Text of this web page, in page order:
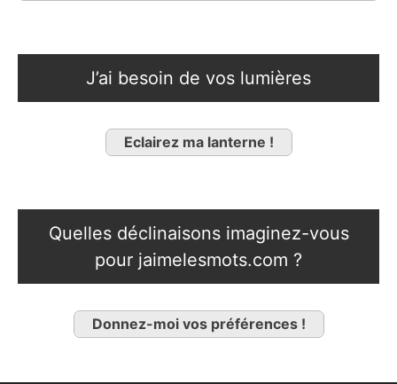
J’ai besoin de vos lumières
Eclairez ma lanterne !
Quelles déclinaisons imaginez-vous
pour jaimelesmots.com ?
Donnez-moi vos préférences !